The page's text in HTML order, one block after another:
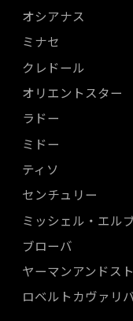
オシアナス
ミナセ
クレドール
オリエントスター
ラドー
ミドー
ティソ
センチュリー
ミッシェル・エル
ブローバ
ヤーマンアンドス
ロベルトカヴァリ